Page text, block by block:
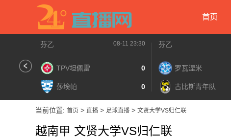
首页
芬乙 08-11 23:30
TPV坦佩雷 0
莎埃帕 0
芬乙
罗瓦涅米
古比斯青年队
当前位置: 首页 > 直播 > 足球直播 > 文贤大学VS归仁联
越南甲 文贤大学VS归仁联